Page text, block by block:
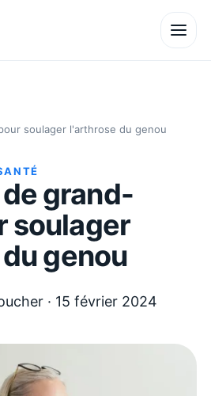
soulager l'arthrose du genou
grand-
soulager
genou
· 15 février 2024